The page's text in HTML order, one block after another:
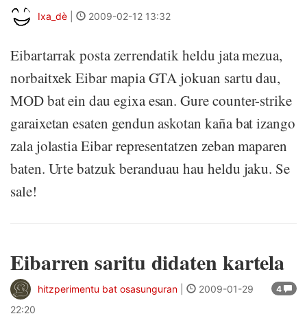
Ixa_dè 2009-02-12 13:32
Eibartarrak posta zerrendatik heldu jata mezua,
norbaitxek Eibar mapia GTA jokuan sartu dau,
MOD bat ein dau egixa esan. Gure counter-strike
garaixetan esaten gendun askotan kaña bat izango
zala jolastia Eibar representatzen zeban maparen
baten. Urte batzuk beranduau hau heldu jaku. Se
sale!
Eibarren saritu didaten kartela
4
hitzperimentu bat osasunguran
2009-01-29
22:20